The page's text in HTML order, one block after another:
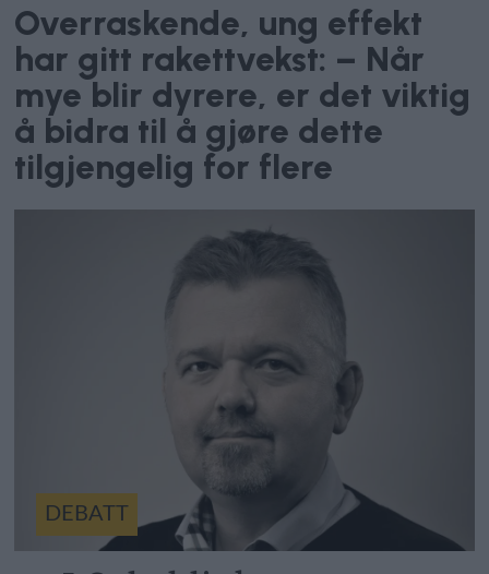
Overraskende, ung effekt
har gitt rakettvekst: – Når
mye blir dyrere, er det viktig
å bidra til å gjøre dette
tilgjengelig for flere
DEBATT